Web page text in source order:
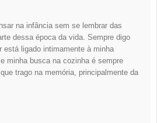
na infância sem se lembrar das
dessa época da vida. Sempre digo
está ligado intimamente à minha
minha busca na cozinha é sempre
trago na memória, principalmente da